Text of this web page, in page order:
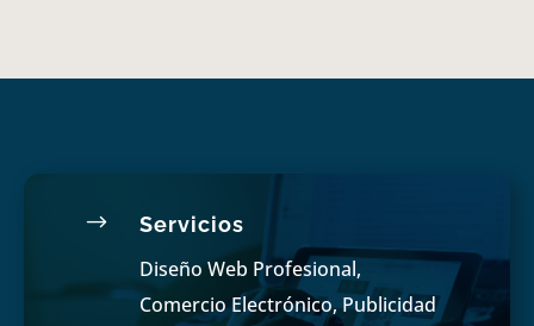
$ Servicios
Diseño Web Profesional,
Comercio Electrónico, Publicidad